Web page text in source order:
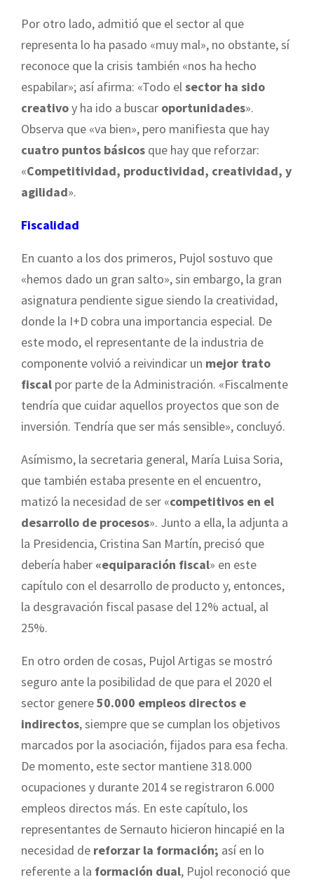
Por otro lado, admitió que el sector al que
representa lo ha pasado «muy mal», no obstante, sí
reconoce que la crisis también «nos ha hecho
espabilar»; así afirma: «Todo elsector ha sido
creativoy ha ido a buscar oportunidades».
Observa que «va bien», pero manifiesta que hay
cuatro puntos básicos que hay que reforzar:
«Competitividad, productividad, creatividad, y
agilidad».
Fiscalidad
En cuanto a los dos primeros, Pujol sostuvo que
«hemos dado un gran salto», sin embargo, la gran
asignatura pendiente sigue siendo la creatividad,
donde la I+D cobra una importancia especial. De
este modo, el representante de la industria de
componente volvió a reivindicar un mejor trato
fiscal por parte de la Administración. «Fiscalmente
tendría que cuidar aquellos proyectos que son de
inversión. Tendría que ser más sensible», concluyó.
Asímismo, la secretaria general, María Luisa Soria,
que también estaba presente en el encuentro,
matizó la necesidad de ser «competitivos en el
desarrollo de procesos». Junto a ella, la adjunta a
la Presidencia, Cristina San Martín, precisó que
debería haber «equiparación fiscal» en este
capítulo con el desarrollo de producto y, entonces,
la desgravación fiscal pasase del 12% actual, al
25%.
En otro orden de cosas, Pujol Artigas se mostró
seguro ante la posibilidad de que para el 2020 el
sector genere50.000 empleos directos e
indirectos, siempre que se cumplan los objetivos
marcados por la asociación, fijados para esa fecha.
De momento, este sector mantiene 318.000
ocupaciones y durante 2014 se registraron 6.000
empleos directos más. En este capítulo, los
representantes de Sernauto hicieron hincapié en la
necesidad de reforzar la formación; así en lo
referente a la formación dual, Pujol reconoció que